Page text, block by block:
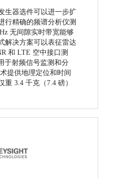
生器选件可以进一步扩
行精确的频谱分析仪测
无间隙实时带宽能够
解决方案可以表征雷达
和 LTE 空中接口测
于射频信号监测和分
提供地理定位和时间
3.4 千克（7.4 磅）